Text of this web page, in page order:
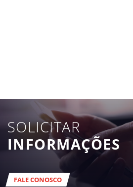
SOLICITAR
INFORMAÇÕES
FALE CONOSCO